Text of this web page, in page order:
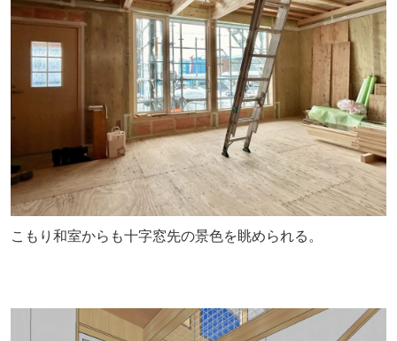
こもり和室からも十字窓先の景色を眺められる。